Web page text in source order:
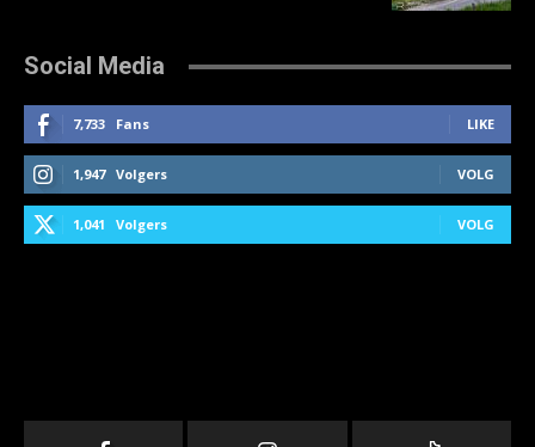
Social Media
7,733 Fans LIKE
1,947 Volgers VOLG
1,041 Volgers VOLG